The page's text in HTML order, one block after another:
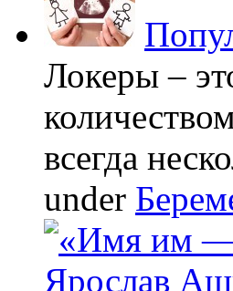
Локеры –
всегда
under